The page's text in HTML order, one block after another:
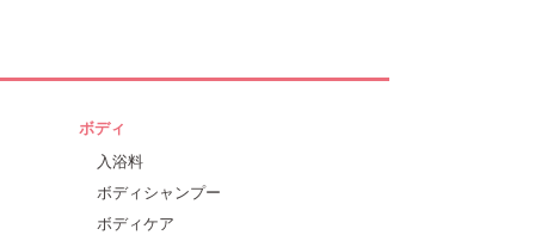
ボディ
入浴料
ボディシャンプー
ボディケア